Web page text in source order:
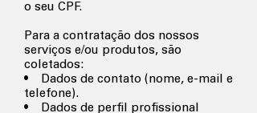
o seu CPF.
Para a contratação dos nossos
serviços e/ou produtos, são
coletados:
• Dados de contato (nome, e-mail e
telefone).
• Dados de perfil profissional